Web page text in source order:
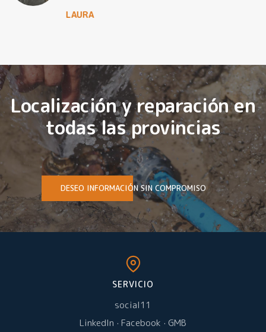
LAURA
Localización y reparación en
todas las provincias
DESEO INFORMACIÓN SIN COMPROMISO
SERVICIO
social11
LinkedIn · Facebook · GMB